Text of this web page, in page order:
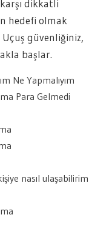
dikkatli
hedefi olmak
güvenliğiniz,
başlar.
Ne Yapmalıyım
Para Gelmedi
nasıl ulaşabilirim